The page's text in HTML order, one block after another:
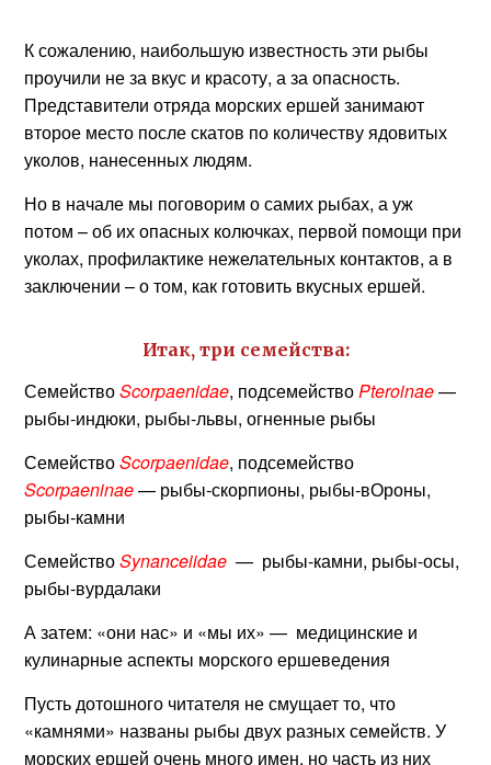
К сожалению, наибольшую известность эти рыбы
проучили не за вкус и красоту, а за опасность.
Представители отряда морских ершей занимают
второе место после скатов по количеству ядовитых
уколов, нанесенных людям.
Но в начале мы поговорим о самих рыбах, а уж
потом – об их опасных колючках, первой помощи при
уколах, профилактике нежелательных контактов, а в
заключении – о том, как готовить вкусных ершей.
Итак, три семейства:
СемействоScorpaenidae, подсемействоPteroinae—
рыбы-индюки, рыбы-львы, огненные рыбы
СемействоScorpaenidae, подсемейство
Scorpaeninae— рыбы-скорпионы, рыбы-вОроны,
рыбы-камни
СемействоSynanceiidae — рыбы-камни, рыбы-осы,
рыбы-вурдалаки
А затем: «они нас» и «мы их» — медицинские и
кулинарные аспекты морского ершеведения
Пусть дотошного читателя не смущает то, что
«камнями» названы рыбы двух разных семейств. У
морских ершей очень много имен, но часть из них